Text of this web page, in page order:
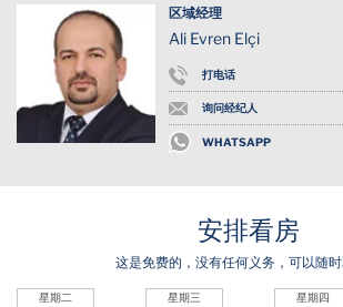
区域经理
Ali Evren Elçi
打电话
询问经纪人
WHATSAPP
安排看房
这是免费的，没有任何义务，可以随时
星期二 星期三 星期四